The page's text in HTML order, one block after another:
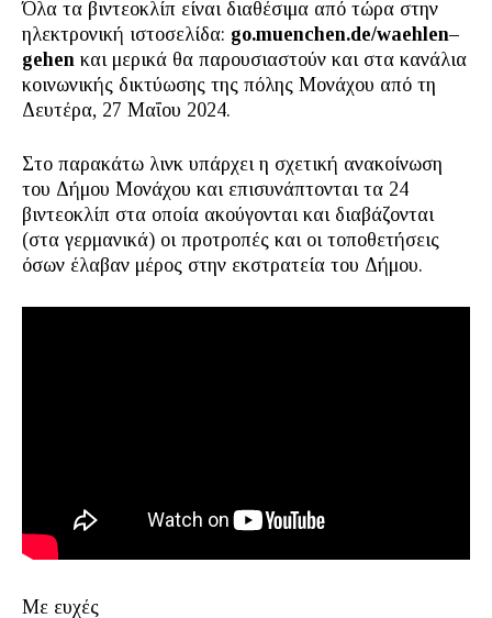
Όλα τα βιντεοκλίπ είναι διαθέσιμα από τώρα στην
ηλεκτρονική ιστοσελίδα: go.muenchen.de/waehlen–
gehen και μερικά θα παρουσιαστούν και στα κανάλια
κοινωνικής δικτύωσης της πόλης Μονάχου από τη
Δευτέρα, 27 Μαΐου 2024.
Στο παρακάτω λινκ υπάρχει η σχετική ανακοίνωση
του Δήμου Μονάχου και επισυνάπτονται τα 24
βιντεοκλίπ στα οποία ακούγονται και διαβάζονται
(στα γερμανικά) οι προτροπές και οι τοποθετήσεις
όσων έλαβαν μέρος στην εκστρατεία του Δήμου.
Με ευχές